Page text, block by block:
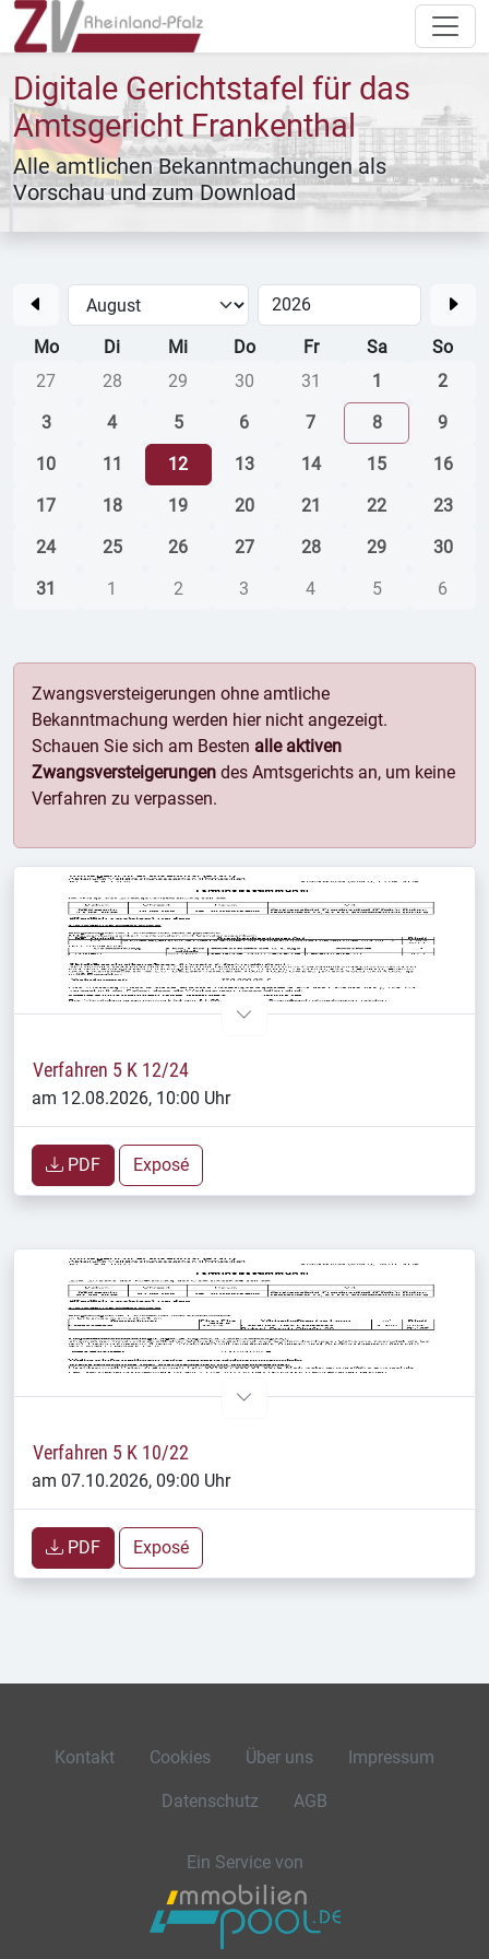
Digitale Gerichtstafel für das
Amtsgericht Frankenthal
Alle amtlichen Bekanntmachungen als
Vorschau und zum Download
Zwangsversteigerungen ohne amtliche
Bekanntmachung werden hier nicht angezeigt.
Schauen Sie sich am Besten alle aktiven
Zwangsversteigerungen des Amtsgerichts an, um keine
Verfahren zu verpassen.
Verfahren 5 K 12/24
am 12.08.2026, 10:00 Uhr
PDF Exposé
Verfahren 5 K 10/22
am 07.10.2026, 09:00 Uhr
PDF Exposé
Mo Di Mi Do Fr Sa
So
27
28 29 30 31 1
2
3
4 5 6 7 8
9
10
11 12 13 14 15
16
17
18 19 20 21 22
23
24
25 26 27 28 29
30
31
1 2 3 4 5 6
Kontakt Cookies Über uns Impressum
Datenschutz AGB
Ein Service von